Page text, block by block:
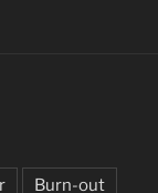
Burn-out